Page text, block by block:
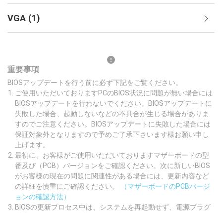
VGA (1)
重要事項
BIOSアップデートを行う前に必ず下記をご覧ください。
ご使用いただいておりますPCのBIOS状況に問題が無い場合には
BIOSアップデートを行わないでください。BIOSアップデートに
失敗した場合、起動しないなどの不具合が生じる場合がありま
すのでご注意ください。BIOSアップデートに失敗した場合には
保証対象外となりますので予めご了承下さいます様お願い申し
上げます。
最初に、お客様がご使用いただいておりますマザーボードの型
番及び（PCB）バージョンをご確認ください。次に新しいBIOS
がお客様の現在の問題に関連性がある場合には、更新内容など
の詳細を慎重にご確認ください。
（マザーボードのPCBバージ
ョンの確認方法）
BIOSの更新プロセス中は、システムを再起動せず、電源プラグ